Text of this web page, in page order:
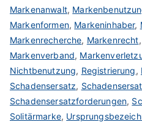
Markenanwalt,
Markenformen, Markeninhaber,
Markenrecherche, Markenrecht,
Markenverband,
Nichtbenutzung, Registrierung,
Schadensersatz,
Schadensersatzforderungen,
Solitärmarke,